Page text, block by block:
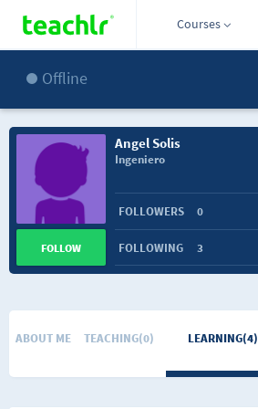
Courses
Offline
Angel Solis
Ingeniero
FOLLOWERS 0
FOLLOWING 3
FOLLOW
ABOUT ME TEACHING(0) LEARNING(4)